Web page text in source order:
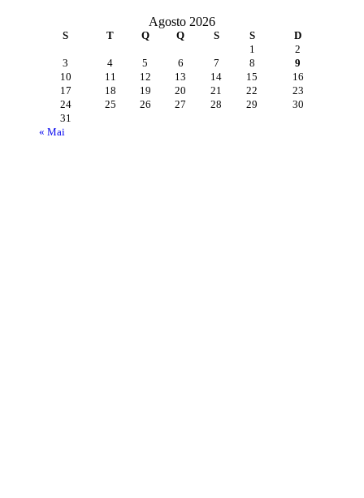
Agosto 2026
S T Q Q S S D
« Mai
1
2
3
4 5 6 7 8
9
10
11 12 13 14 15
16
17
18 19 20 21 22
23
24
25 26 27 28 29
30
31